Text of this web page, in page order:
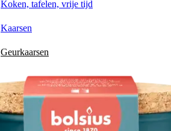
Koken, tafelen, vrije tijd
Kaarsen
Geurkaarsen